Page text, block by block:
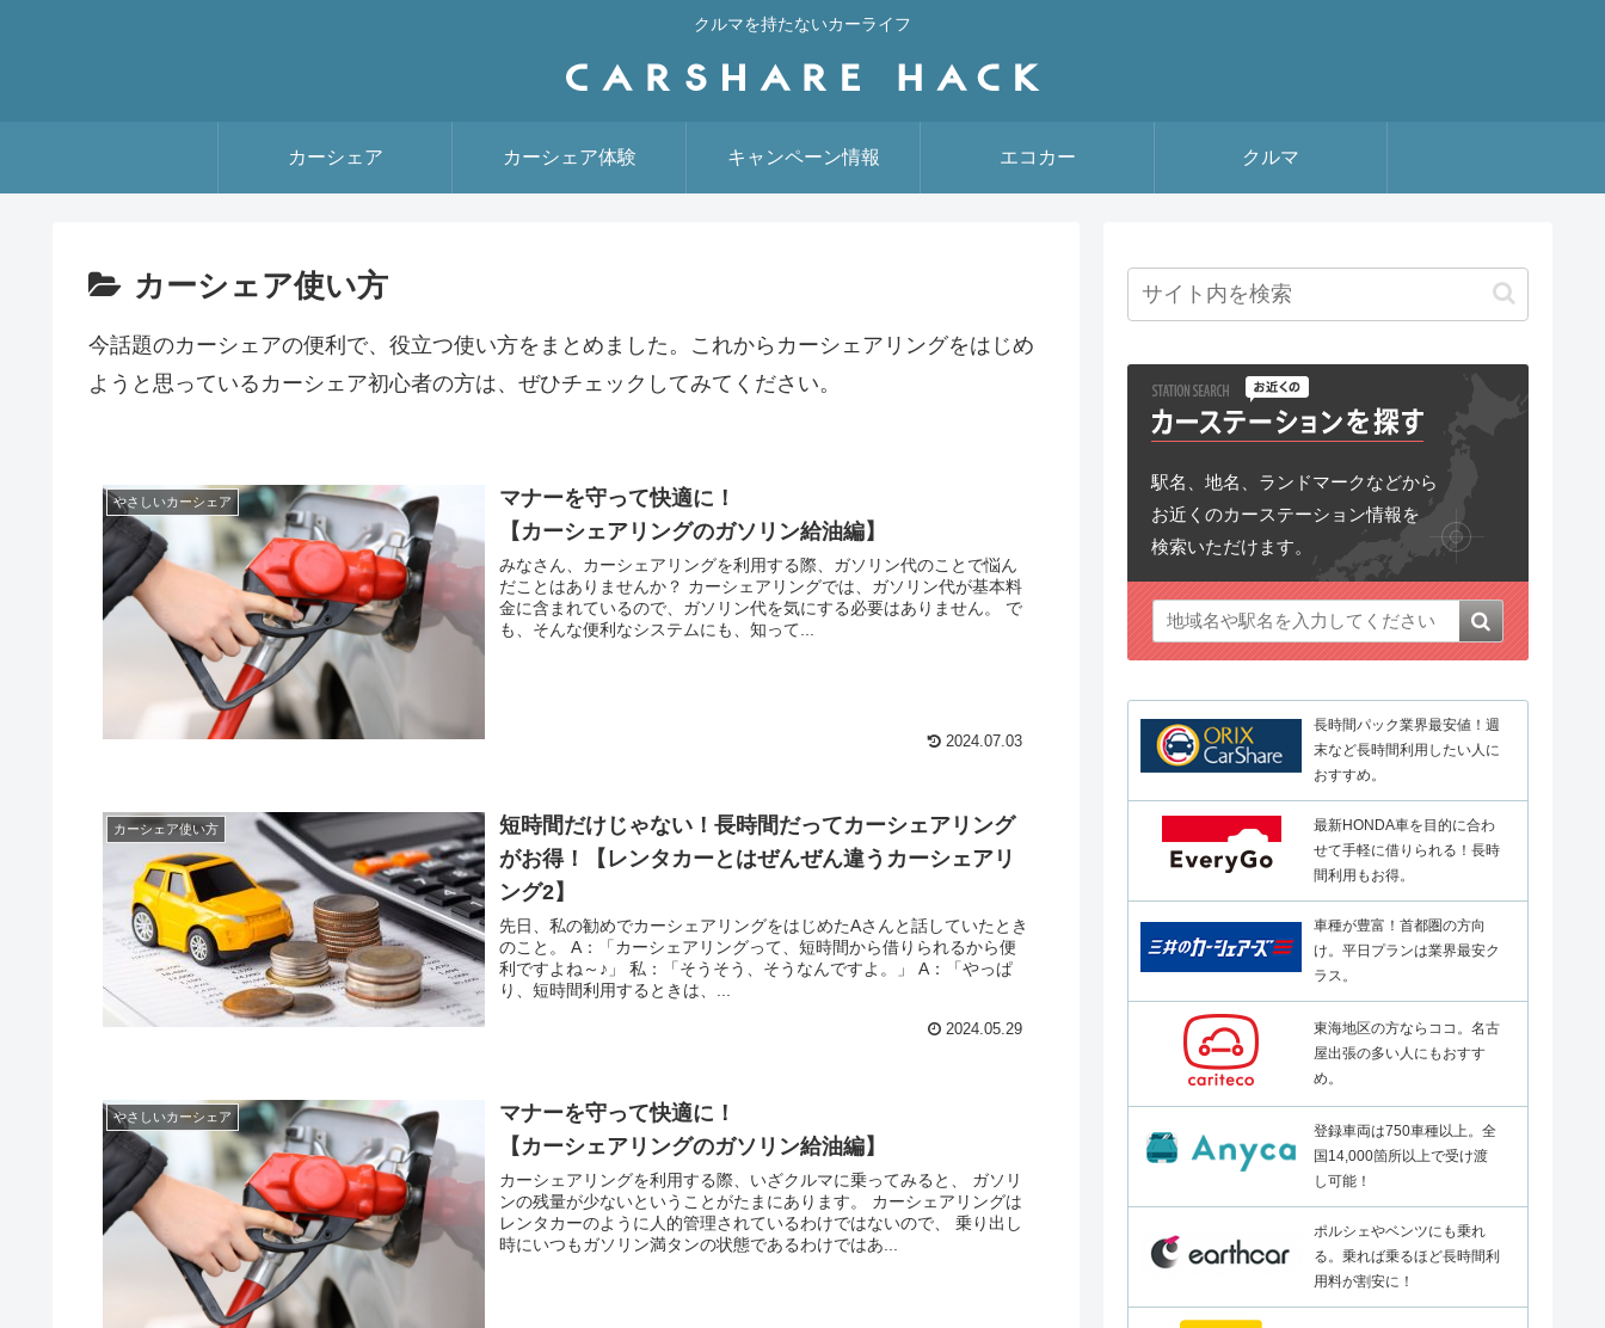
クルマを持たないカーライフ
カーシェア カーシェア体験 キャンペーン情報 エコカー クルマ
カーシェア使い方
今話題のカーシェアの便利で、役立つ使い方をまとめました。これからカーシェアリングをはじめ
ようと思っているカーシェア初心者の方は、ぜひチェックしてみてください。
やさしいカーシェア
マナーを守って快適に！
【カーシェアリングのガソリン給油編】
みなさん、カーシェアリングを利用する際、ガソリン代のことで悩ん
だことはありませんか？ カーシェアリングでは、ガソリン代が基本料
金に含まれているので、ガソリン代を気にする必要はありません。 で
も、そんな便利なシステムにも、知って...
2024.07.03
カーシェア使い方
短時間だけじゃない！長時間だってカーシェアリング
がお得！【レンタカーとはぜんぜん違うカーシェアリ
ング2】
先日、私の勧めでカーシェアリングをはじめたAさんと話していたとき
のこと。 A：「カーシェアリングって、短時間から借りられるから便
利ですよね～♪」 私：「そうそう、そうなんですよ。」 A：「やっぱ
り、短時間利用するときは、...
2024.05.29
やさしいカーシェア
マナーを守って快適に！
【カーシェアリングのガソリン給油編】
カーシェアリングを利用する際、いざクルマに乗ってみると、 ガソリ
ンの残量が少ないということがたまにあります。 カーシェアリングは
レンタカーのように人的管理されているわけではないので、 乗り出し
時にいつもガソリン満タンの状態であるわけではあ...
駅名、地名、ランドマークなどから
お近くのカーステーション情報を
検索いただけます。
長時間パック業界最安値！週
末など長時間利用したい人に
おすすめ。
最新HONDA車を目的に合わ
せて手軽に借りられる！長時
間利用もお得。
車種が豊富！首都圏の方向
け。平日プランは業界最安ク
ラス。
東海地区の方ならココ。名古
屋出張の多い人にもおすす
め。
登録車両は750車種以上。全
国14,000箇所以上で受け渡
し可能！
ポルシェやベンツにも乗れ
る。乗れば乗るほど長時間利
用料が割安に！